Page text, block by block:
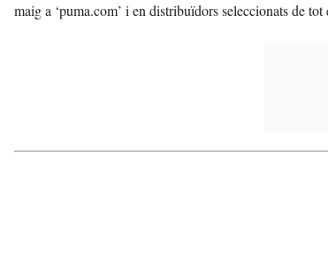
maig a ‘puma.com’ i en distribuïdors seleccionats de tot